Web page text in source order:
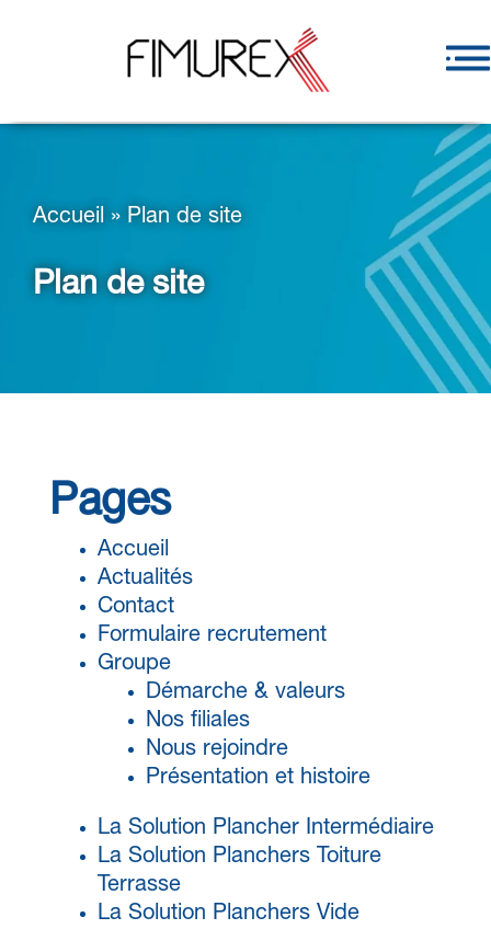
Accueil » Plan de site
Plan de site
Pages
Accueil
Actualités
Contact
Formulaire recrutement
Groupe
Démarche & valeurs
Nos filiales
Nous rejoindre
Présentation et histoire
La Solution Plancher Intermédiaire
La Solution Planchers Toiture
Terrasse
La Solution Planchers Vide